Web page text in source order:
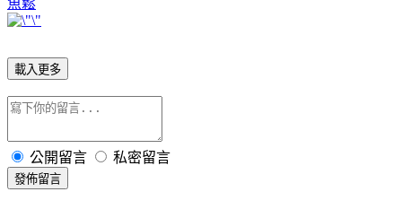
載入更多
公開留言 私密留言
發佈留言